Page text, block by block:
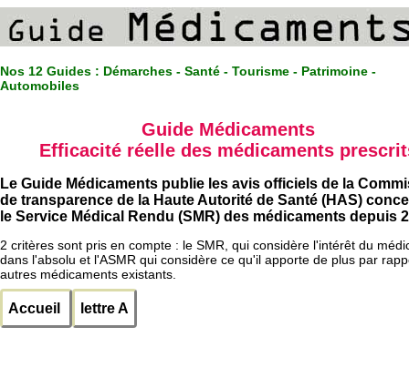
Nos 12 Guides : Démarches - Santé - Tourisme - Patrimoine -
Automobiles
Guide Médicaments
Efficacité réelle des médicaments
Le Guide Médicaments publie les avis officiels de la
de transparence de la Haute Autorité de Santé (HAS)
le Service Médical Rendu (SMR) des médicaments depuis
2 critères sont pris en compte : le SMR, qui considère l'intérêt du
dans l'absolu et l'ASMR qui considère ce qu'il apporte de plus par
autres médicaments existants.
Accueil lettre A